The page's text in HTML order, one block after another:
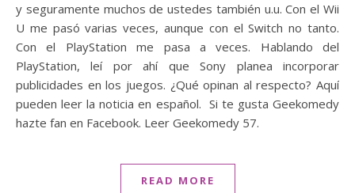
y seguramente muchos de ustedes también u.u. Con el Wii
U me pasó varias veces, aunque con el Switch no tanto.
Con el PlayStation me pasa a veces. Hablando del
PlayStation, leí por ahí que Sony planea incorporar
publicidades en los juegos. ¿Qué opinan al respecto? Aquí
pueden leer la noticia en español. Si te gusta Geekomedy
hazte fan en Facebook. Leer Geekomedy 57.
READ MORE